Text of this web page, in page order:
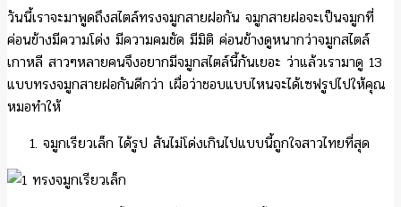
วันนี้เราจะมาพูดถึงสไตล์ทรงจมูกสายฝอกัน จมูกสายฝอจะเป็นจมูกที่
ค่อนข้างมีความโด่ง มีความคมชัด มีมิติ ค่อนข้างดูหนากว่าจมูกสไตล์
เกาหลี สาวๆหลายคนจึงอยากมีจมูกสไตล์นี้กันเยอะ ว่าแล้วเรามาดู 13
แบบทรงจมูกสายฝอกันดีกว่า เผื่อว่าชอบแบบไหนจะได้เซฟรูปไปให้คุณ
หมอทำให้
จมูกเรียวเล็ก ได้รูป สันไม่โด่งเกินไปแบบนี้ถูกใจสาวไทยที่สุด